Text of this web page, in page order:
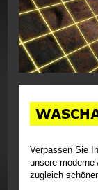
Ersatzwagen
Mietwagen
Carrosserie
Tankstelle
Reifen &
Checks &
Verpassen Sie
unsere moderne
zugleich